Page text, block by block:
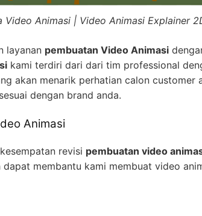
Video Animasi | Video Animasi Explainer
layanan pembuatan Video Animasi
kami terdiri dari dari tim professional
akan menarik perhatian calon customer
dengan brand anda.
Animasi
revisi pembuatan video
membantu kami membuat video